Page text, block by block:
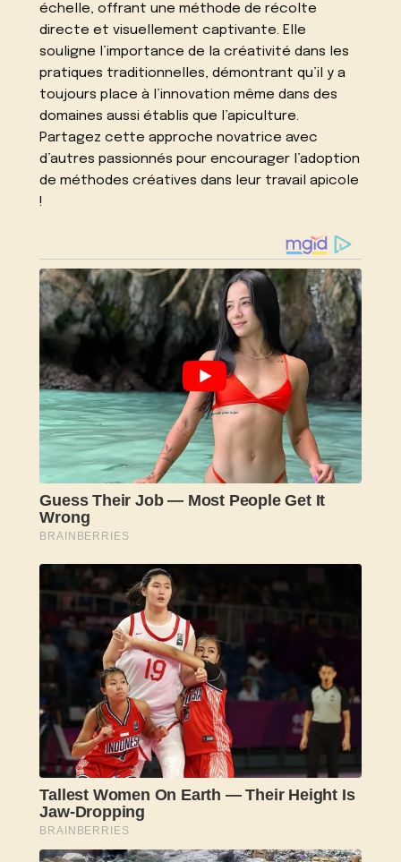
échelle, offrant une méthode de récolte
directe et visuellement captivante. Elle
souligne l’importance de la créativité dans les
pratiques traditionnelles, démontrant qu’il y a
toujours place à l’innovation même dans des
domaines aussi établis que l’apiculture.
Partagez cette approche novatrice avec
d’autres passionnés pour encourager l’adoption
de méthodes créatives dans leur travail apicole
!